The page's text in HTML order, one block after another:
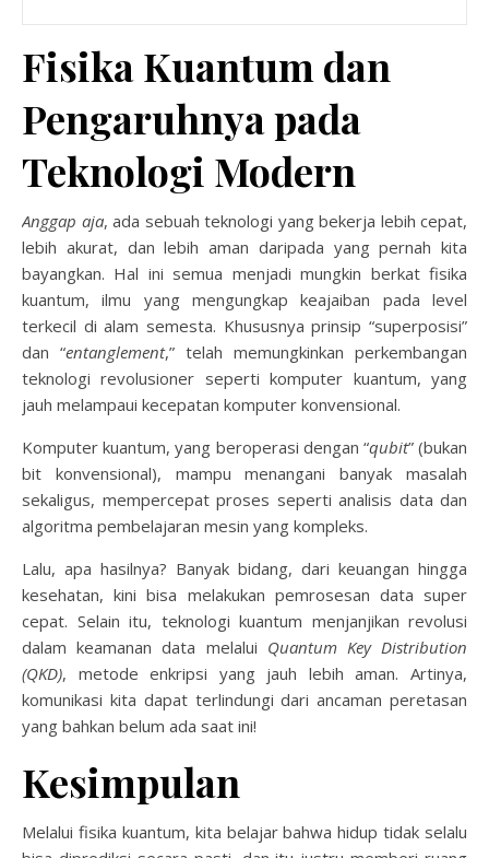
Fisika Kuantum dan
Pengaruhnya pada
Teknologi Modern
Anggap aja, ada sebuah teknologi yang bekerja lebih cepat,
lebih akurat, dan lebih aman daripada yang pernah kita
bayangkan. Hal ini semua menjadi mungkin berkat fisika
kuantum, ilmu yang mengungkap keajaiban pada level
terkecil di alam semesta. Khususnya prinsip “superposisi”
dan “entanglement,” telah memungkinkan perkembangan
teknologi revolusioner seperti komputer kuantum, yang
jauh melampaui kecepatan komputer konvensional.
Komputer kuantum, yang beroperasi dengan “qubit” (bukan
bit konvensional), mampu menangani banyak masalah
sekaligus, mempercepat proses seperti analisis data dan
algoritma pembelajaran mesin yang kompleks.
Lalu, apa hasilnya? Banyak bidang, dari keuangan hingga
kesehatan, kini bisa melakukan pemrosesan data super
cepat. Selain itu, teknologi kuantum menjanjikan revolusi
dalam keamanan data melalui Quantum Key Distribution
(QKD), metode enkripsi yang jauh lebih aman. Artinya,
komunikasi kita dapat terlindungi dari ancaman peretasan
yang bahkan belum ada saat ini!
Kesimpulan
Melalui fisika kuantum, kita belajar bahwa hidup tidak selalu